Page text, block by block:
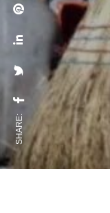
SHARE: